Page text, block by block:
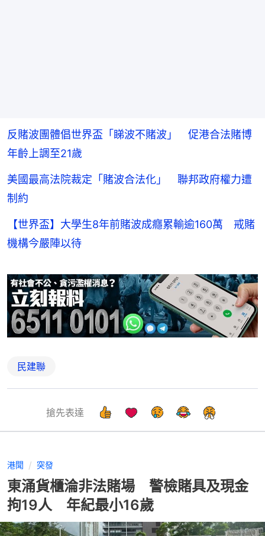
反賭波團體倡世界盃「睇波不賭波」 促港合法賭博
年齡上調至21歲
美國最高法院裁定「賭波合法化」 聯邦政府權力遭
制約
【世界盃】大學生8年前賭波成癮累輸逾160萬 戒賭
機構今嚴陣以待
民建聯
搶先表達
港聞 突發
東涌貨櫃淪非法賭場 警檢賭具及現金
拘19人 年紀最小16歲